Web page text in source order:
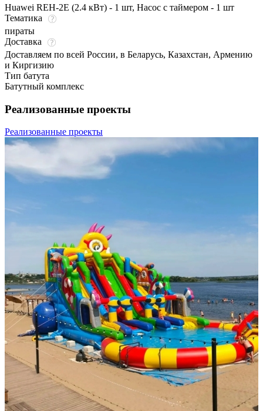
Huawei REH-2E (2.4 кВт) - 1 шт, Насос с таймером - 1 шт
Тематика
пираты
Доставка
Доставляем по всей России, в Беларусь, Казахстан, Армению
и Киргизию
Тип батута
Батутный комплекс
Реализованные проекты
Реализованные проекты